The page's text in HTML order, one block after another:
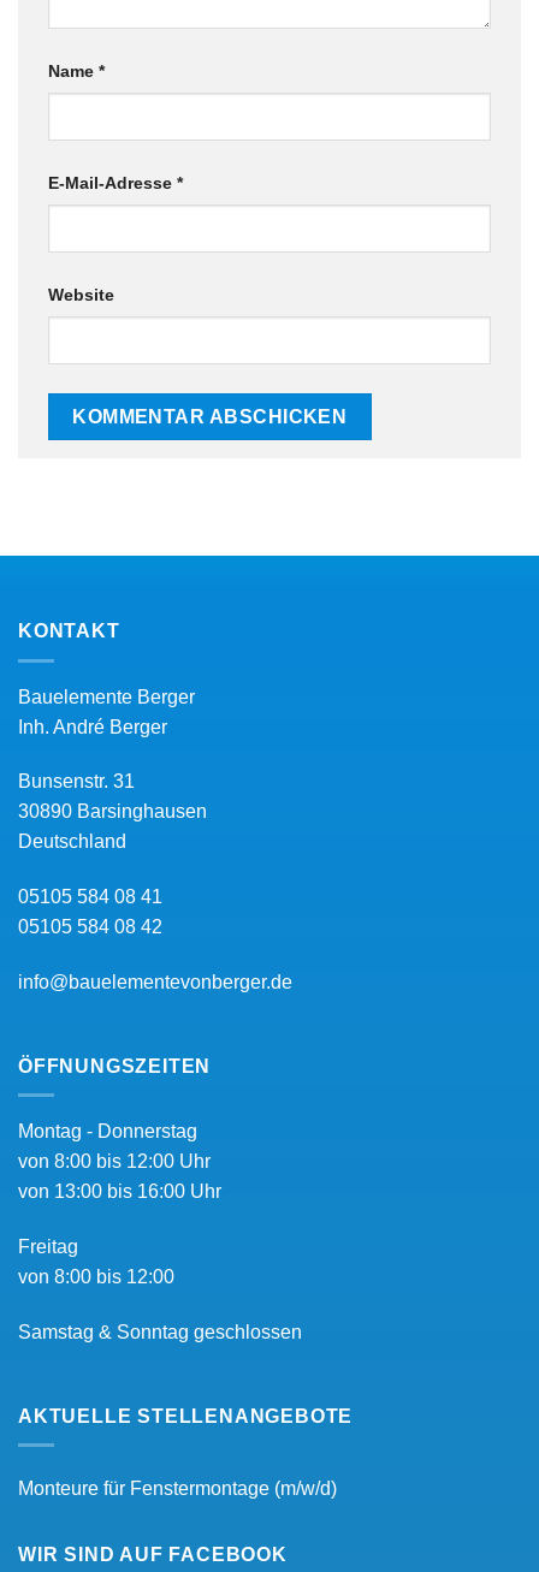
Name *
E-Mail-Adresse *
Website
KONTAKT
Bauelemente Berger
Inh. André Berger
Bunsenstr. 31
30890 Barsinghausen
Deutschland
05105 584 08 41
05105 584 08 42
info@bauelementevonberger.de
ÖFFNUNGSZEITEN
Montag - Donnerstag
von 8:00 bis 12:00 Uhr
von 13:00 bis 16:00 Uhr
Freitag
von 8:00 bis 12:00
Samstag & Sonntag geschlossen
AKTUELLE STELLENANGEBOTE
Monteure für Fenstermontage (m/w/d)
WIR SIND AUF FACEBOOK